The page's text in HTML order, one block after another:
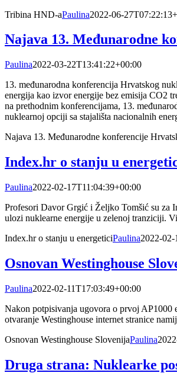
Tribina HND-aPaulina2022-06-
Najava 13. Međunarodne
Paulina2022-03-22T13:41:22+00:00
13. međunarodna konferencija Hrvatskog
energija kao izvor energije bez emisija CO2
na prethodnim konferencijama, 13.
nuklearnoj opciji sa stajališta nacionalnih
Najava 13. Međunarodne konferencije
Index.hr o stanju u
Paulina2022-02-17T11:04:39+00:00
Profesori Davor Grgić i Željko Tomšić su za
ulozi nuklearne energije u zelenoj tranziciji.
Index.hr o stanju u energeticiPaulina2022-
Osnovan Westinghouse
Paulina2022-02-11T17:03:49+00:00
Nakon potpisivanja ugovora o prvoj AP1000
otvaranje Westinghouse internet stranice
Osnovan Westinghouse SlovenijaPaulina
Druga strana: Nuklearke